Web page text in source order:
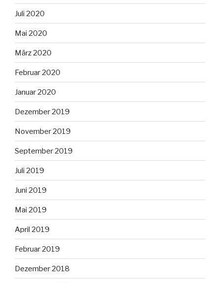
Juli 2020
Mai 2020
März 2020
Februar 2020
Januar 2020
Dezember 2019
November 2019
September 2019
Juli 2019
Juni 2019
Mai 2019
April 2019
Februar 2019
Dezember 2018